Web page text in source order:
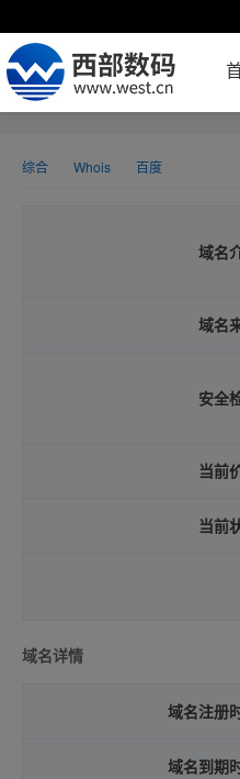
综合 Whois 百度
域名
域名
安全
当前
当前
域名详情
域名注册
域名到期